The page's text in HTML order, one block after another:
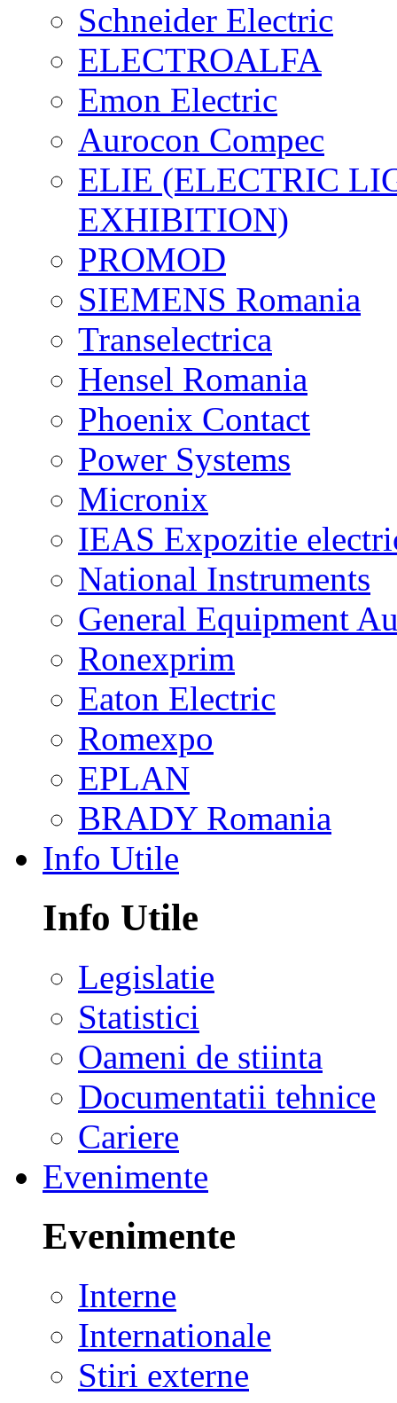
Schneider Electric
ELECTROALFA
Emon Electric
Aurocon Compec
ELIE (ELECTRIC
EXHIBITION)
PROMOD
SIEMENS Romania
Transelectrica
Hensel Romania
Phoenix Contact
Power Systems
Micronix
IEAS Expozitie
National Instruments
General Equipment
Ronexprim
Eaton Electric
Romexpo
EPLAN
BRADY Romania
Info Utile
Info Utile
Legislatie
Statistici
Oameni de stiinta
Documentatii tehnice
Cariere
Evenimente
Evenimente
Interne
Internationale
Stiri externe